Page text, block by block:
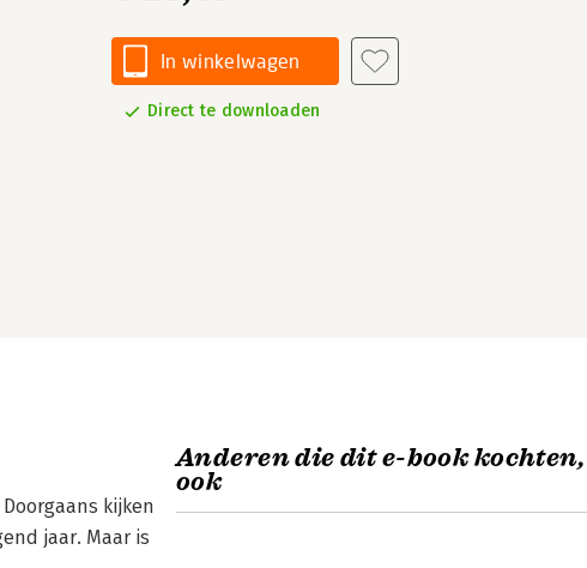
In winkelwagen
Direct te downloaden
kijken
jaar. Maar is
Anderen die dit e-book
ook